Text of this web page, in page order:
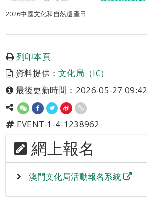
2026中國文化和自然遺產日
列印本頁
資料提供：文化局（IC）
最後更新時間：2026-05-27 09:42
EVENT-1-4-1238962
網上報名
澳門文化局活動報名系統